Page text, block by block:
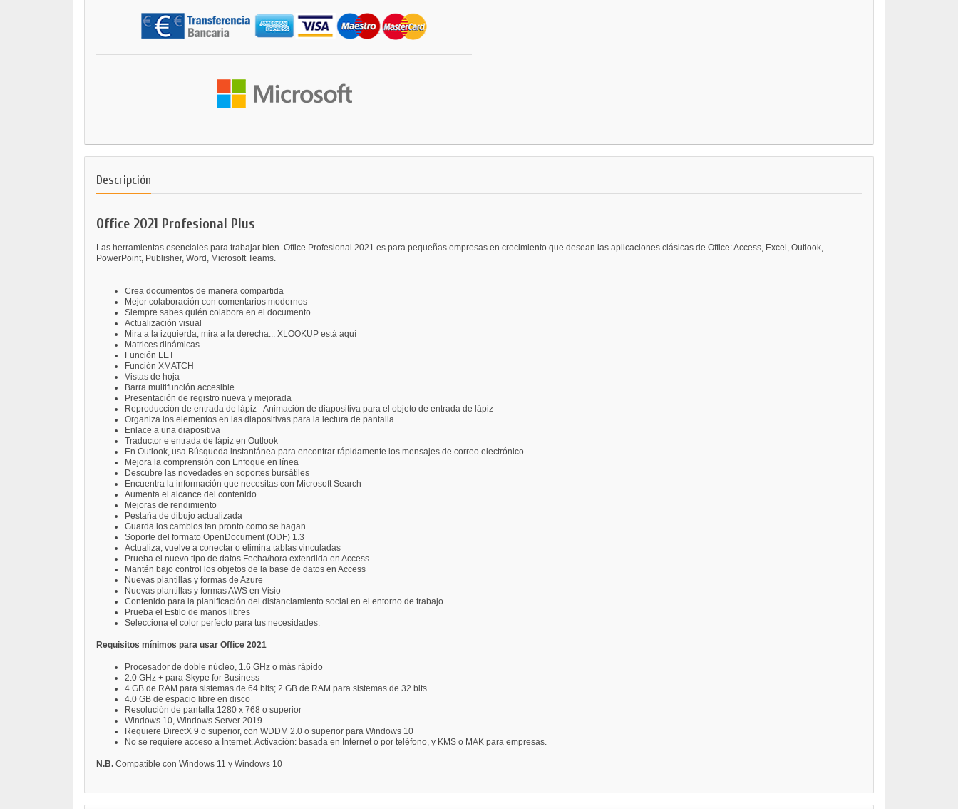
Descripción
Office 2021 Profesional Plus
Las herramientas esenciales para trabajar bien. Office Profesional 2021 es para pequeñas empresas en crecimiento que desean las aplicaciones clásicas de Office: Access, Excel, Outlook,
PowerPoint, Publisher, Word, Microsoft Teams.
Crea documentos de manera compartida
Mejor colaboración con comentarios modernos
Siempre sabes quién colabora en el documento
Actualización visual
Mira a la izquierda, mira a la derecha... XLOOKUP está aquí
Matrices dinámicas
Función LET
Función XMATCH
Vistas de hoja
Barra multifunción accesible
Presentación de registro nueva y mejorada
Reproducción de entrada de lápiz - Animación de diapositiva para el objeto de entrada de lápiz
Organiza los elementos en las diapositivas para la lectura de pantalla
Enlace a una diapositiva
Traductor e entrada de lápiz en Outlook
En Outlook, usa Búsqueda instantánea para encontrar rápidamente los mensajes de correo electrónico
Mejora la comprensión con Enfoque en línea
Descubre las novedades en soportes bursátiles
Encuentra la información que necesitas con Microsoft Search
Aumenta el alcance del contenido
Mejoras de rendimiento
Pestaña de dibujo actualizada
Guarda los cambios tan pronto como se hagan
Soporte del formato OpenDocument (ODF) 1.3
Actualiza, vuelve a conectar o elimina tablas vinculadas
Prueba el nuevo tipo de datos Fecha/hora extendida en Access
Mantén bajo control los objetos de la base de datos en Access
Nuevas plantillas y formas de Azure
Nuevas plantillas y formas AWS en Visio
Contenido para la planificación del distanciamiento social en el entorno de trabajo
Prueba el Estilo de manos libres
Selecciona el color perfecto para tus necesidades.
Requisitos mínimos para usar Office 2021
Procesador de doble núcleo, 1.6 GHz o más rápido
2.0 GHz + para Skype for Business
4 GB de RAM para sistemas de 64 bits; 2 GB de RAM para sistemas de 32 bits
4.0 GB de espacio libre en disco
Resolución de pantalla 1280 x 768 o superior
Windows 10, Windows Server 2019
Requiere DirectX 9 o superior, con WDDM 2.0 o superior para Windows 10
No se requiere acceso a Internet. Activación: basada en Internet o por teléfono, y KMS o MAK para empresas.
N.B. Compatible con Windows 11 y Windows 10